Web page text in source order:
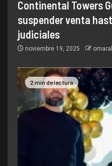
Continental Towers
suspender venta
judiciales
noviembre 19, 2025
2 min de lectura